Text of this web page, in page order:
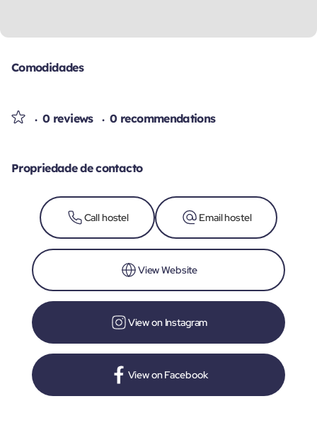
Comodidades
0 reviews 0 recommendations
Propriedade de contacto
Call hostel Email hostel
View Website
View on Instagram
View on Facebook